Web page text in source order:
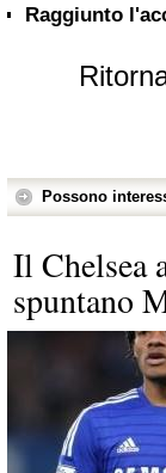
Raggiunto
Possono
Il Chelsea
spuntano